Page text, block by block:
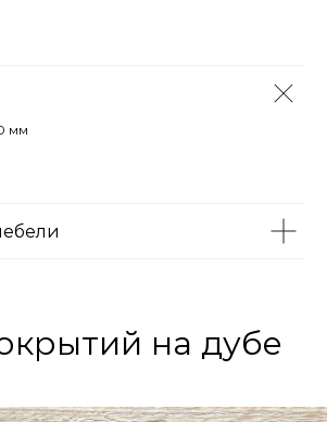
мм
на дубе